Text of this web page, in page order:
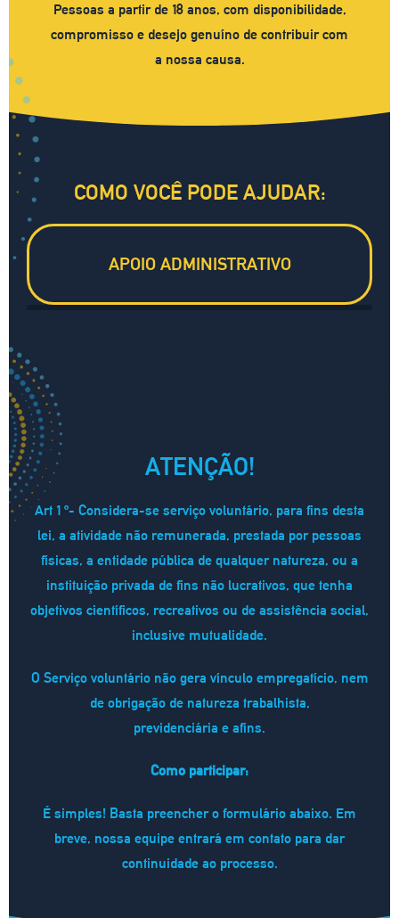
Pessoas a partir de 18 anos, com disponibilidade,
compromisso e desejo genuíno de contribuir com
a nossa causa.
COMO VOCÊ PODE AJUDAR:
APOIO ADMINISTRATIVO
ATENÇÃO!
Art 1 º- Considera-se serviço voluntário, para fins desta
lei, a atividade não remunerada, prestada por pessoas
físicas, a entidade pública de qualquer natureza, ou a
instituição privada de fins não lucrativos, que tenha
objetivos científicos, recreativos ou de assistência social,
inclusive mutualidade.
O Serviço voluntário não gera vínculo empregatício, nem
de obrigação de natureza trabalhista,
previdenciária e afins.
Como participar:
É simples! Basta preencher o formulário abaixo. Em
breve, nossa equipe entrará em contato para dar
continuidade ao processo.